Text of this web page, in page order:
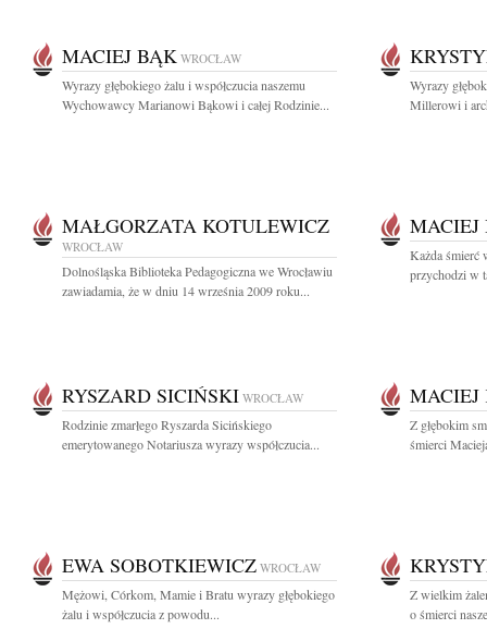
MACIEJ BĄK WROCŁAW
Wyrazy głębokiego żalu i współczucia naszemu
Wychowawcy Marianowi Bąkowi i całej Rodzinie...
Wyrazy
Millerowi i
MAŁGORZATA KOTULEWICZ
WROCŁAW
Dolnośląska Biblioteka Pedagogiczna we Wrocławiu
zawiadamia, że w dniu 14 września 2009 roku...
MACIEJ
Każda śmierć
przychodzi w
RYSZARD SICIŃSKI WROCŁAW
Rodzinie zmarłego Ryszarda Sicińskiego
emerytowanego Notariusza wyrazy współczucia...
MACIEJ
Z głębokim
śmierci
EWA SOBOTKIEWICZ WROCŁAW
Mężowi, Córkom, Mamie i Bratu wyrazy głębokiego
żalu i współczucia z powodu...
Z wielkim
o śmierci